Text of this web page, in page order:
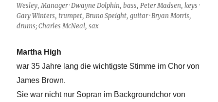
Wesley, Manager · Dwayne Dolphin, bass, Peter Madsen, keys ·
Gary Winters, trumpet, Bruno Speight, guitar · Bryan Morris,
drums; Charles McNeal, sax
Martha High
war 35 Jahre lang die wichtigste Stimme im Chor von
James Brown.
Sie war nicht nur Sopran im Backgroundchor von